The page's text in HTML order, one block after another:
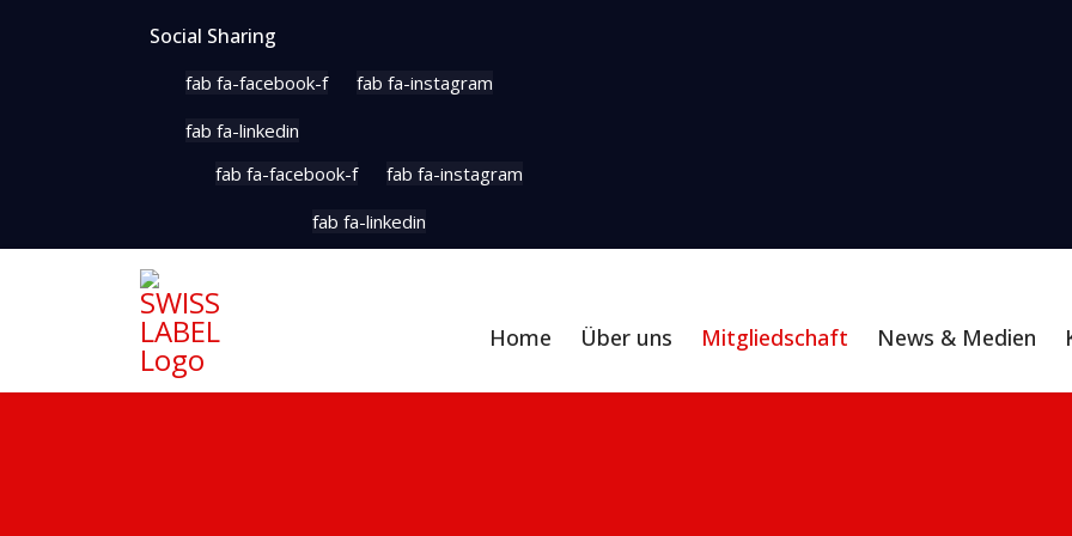
Social Sharing
fab fa-facebook-f
fab fa-instagram
fab fa-linkedin
fab fa-facebook-f
fab fa-instagram
fab fa-linkedin
Home Über uns Mitgliedschaft News & Medien